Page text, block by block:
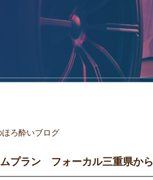
ろ酔いブログ
プラン フォーカル三重県から